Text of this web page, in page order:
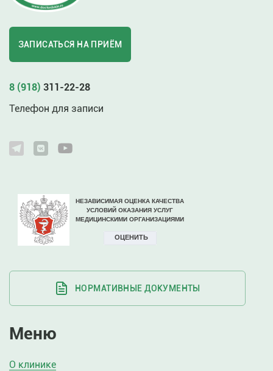
ЗАПИСАТЬСЯ НА ПРИЁМ
8 (918) 311-22-28
Телефон для записи
НОРМАТИВНЫЕ ДОКУМЕНТЫ
Меню
О клинике